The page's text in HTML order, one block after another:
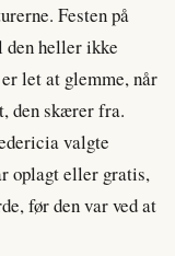
Festen på
den heller ikke
let at glemme, når
den skærer fra.
valgte
oplagt eller gratis,
før den var ved at